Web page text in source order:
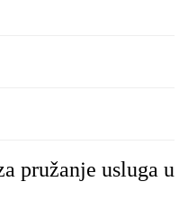
pružanje usluga u